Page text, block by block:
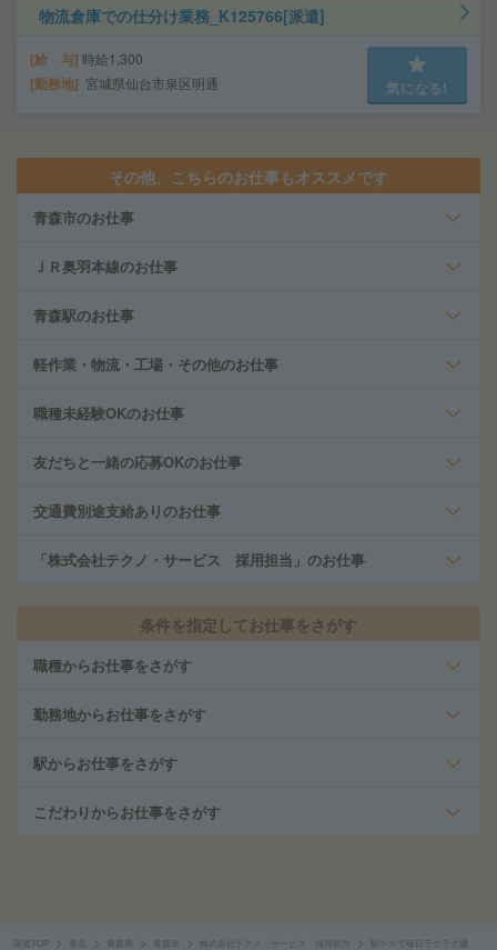
物流倉庫での仕分け業務_K125766[派遣]
給 与 時給1,300
勤務地 宮城県仙台市泉区明通 気になる!
その他、こちらのお仕事もオススメです
青森市のお仕事
ＪＲ奥羽本線のお仕事
青森駅のお仕事
軽作業・物流・工場・その他のお仕事
職種未経験OKのお仕事
友だちと一緒の応募OKのお仕事
交通費別途支給ありのお仕事
「株式会社テクノ・サービス 採用担当」のお仕事
条件を指定してお仕事をさがす
職種からお仕事をさがす
勤務地からお仕事をさがす
駅からお仕事をさがす
こだわりからお仕事をさがす
派遣TOP 青森県 青森市 株式会社テクノ・サービス 採用担当 駅チカで毎日ラクラク通